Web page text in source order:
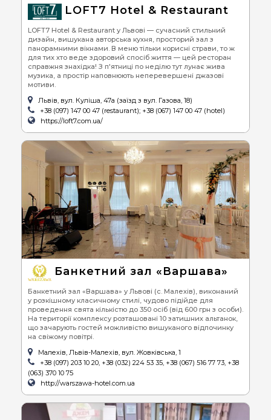
LOFT7 Hotel & Restaurant
LOFT7 Hotel & Restaurant у Львові — сучасний стильний
дизайн, вишукана авторська кухня, просторий зал з
панорамними вікнами. В меню тільки корисні страви, то ж
для тих хто веде здоровий спосіб життя — цей ресторан
справжня знахідка! З п'ятниці по неділю тут лунає жива
музика, а простір наповнюють неперевершені джазові
мотиви.
Львів, вул. Куліша, 47а (заїзд з вул. Газова, 18)
+38 (097) 147 00 47 (restaurant); +38 (067) 147 00 47 (hotel)
https://loft7.com.ua/
Банкетний зал «Варшава»
Банкетний зал «Варшава» у Львові (с. Малехів), виконаний
у розкішному класичному стилі, чудово підійде для
проведення свята кількістю до 350 осіб (від 600 грн з особи).
На території комплексу розташовані 10 затишних альтанок,
що зачарують гостей можливістю вишуканого відпочинку
на свіжому повітрі.
Малехів, Львів-Малехів, вул. Жовківська, 1
+38 (097) 203 10 20, +38 (032) 224 53 35, +38 (067) 516 77 73, +38
(063) 370 10 75
http://warszawa-hotel.com.ua